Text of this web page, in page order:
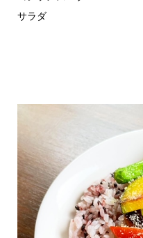
サラダ